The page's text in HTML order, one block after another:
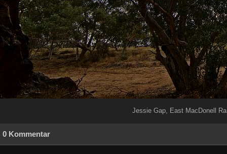
Jessie Gap, East MacDonell
0 Kommentar